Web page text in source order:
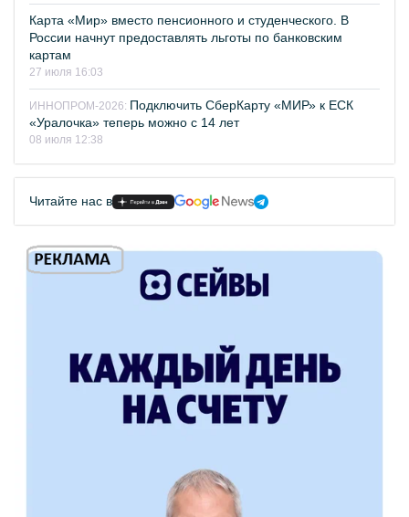
Карта «Мир» вместо пенсионного и студенческого. В
России начнут предоставлять льготы по банковским
картам
27 июля 16:03
ИННОПРОМ-2026: Подключить СберКарту «МИР» к ЕСК
«Уралочка» теперь можно с 14 лет
08 июля 12:38
Читайте нас в